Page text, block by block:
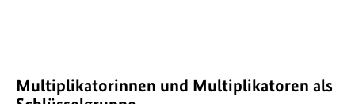
Multiplikatorinnen und Multiplikatoren als